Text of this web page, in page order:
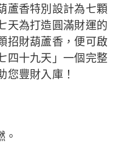
蘆香特別設計為七顆
天為打造圓滿財運的
招財葫蘆香，便可啟
四十九天」一個完整
您豐財入庫！